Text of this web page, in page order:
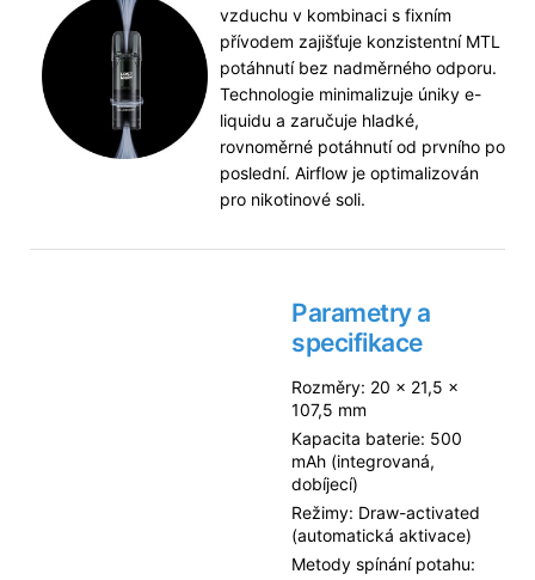
vzduchu v kombinaci s fixním
přívodem zajišťuje konzistentní MTL
potáhnutí bez nadměrného odporu.
Technologie minimalizuje úniky e-
liquidu a zaručuje hladké,
rovnoměrné potáhnutí od prvního po
poslední. Airflow je optimalizován
pro nikotinové soli.
Parametry a
specifikace
Rozměry: 20 × 21,5 ×
107,5 mm
Kapacita baterie: 500
mAh (integrovaná,
dobíjecí)
Režimy: Draw-activated
(automatická aktivace)
Metody spínání potahu: